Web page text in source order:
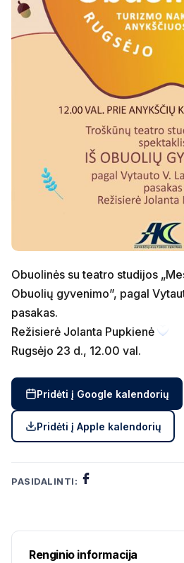
Obuolinės su teatro studijos
Obuolių gyvenimo”, pagal
pasakas.
Režisierė Jolanta Pupkienė
Rugsėjo 23 d., 12.00 val.
Pridėti į Google kalendorių
Pridėti į Apple kalendorių
PASIDALINTI:
Renginio informacija